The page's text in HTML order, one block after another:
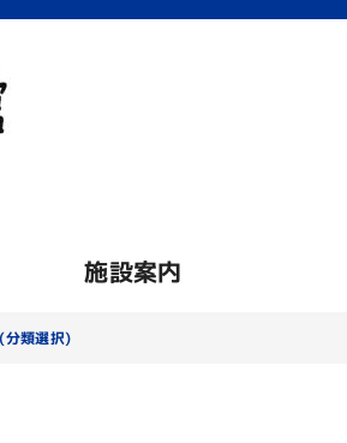
施設案内
分類選択)